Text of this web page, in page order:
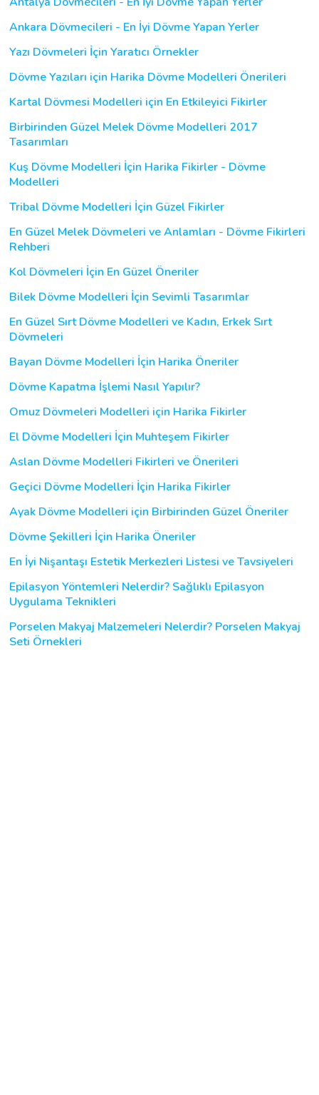
Ankara Dövmecileri - En İyi Dövme Yapan Yerler
Yazı Dövmeleri İçin Yaratıcı Örnekler
Dövme Yazıları için Harika Dövme Modelleri Önerileri
Kartal Dövmesi Modelleri için En Etkileyici Fikirler
Birbirinden Güzel Melek Dövme Modelleri 2017
Tasarımları
Kuş Dövme Modelleri İçin Harika Fikirler - Dövme
Modelleri
Tribal Dövme Modelleri İçin Güzel Fikirler
En Güzel Melek Dövmeleri ve Anlamları - Dövme Fikirleri
Rehberi
Kol Dövmeleri İçin En Güzel Öneriler
Bilek Dövme Modelleri İçin Sevimli Tasarımlar
En Güzel Sırt Dövme Modelleri ve Kadın, Erkek Sırt
Dövmeleri
Bayan Dövme Modelleri İçin Harika Öneriler
Dövme Kapatma İşlemi Nasıl Yapılır?
Omuz Dövmeleri Modelleri için Harika Fikirler
El Dövme Modelleri İçin Muhteşem Fikirler
Aslan Dövme Modelleri Fikirleri ve Önerileri
Geçici Dövme Modelleri İçin Harika Fikirler
Ayak Dövme Modelleri için Birbirinden Güzel Öneriler
Dövme Şekilleri İçin Harika Öneriler
En İyi Nişantaşı Estetik Merkezleri Listesi ve Tavsiyeleri
Epilasyon Yöntemleri Nelerdir? Sağlıklı Epilasyon
Uygulama Teknikleri
Porselen Makyaj Malzemeleri Nelerdir? Porselen Makyaj
Seti Örnekleri